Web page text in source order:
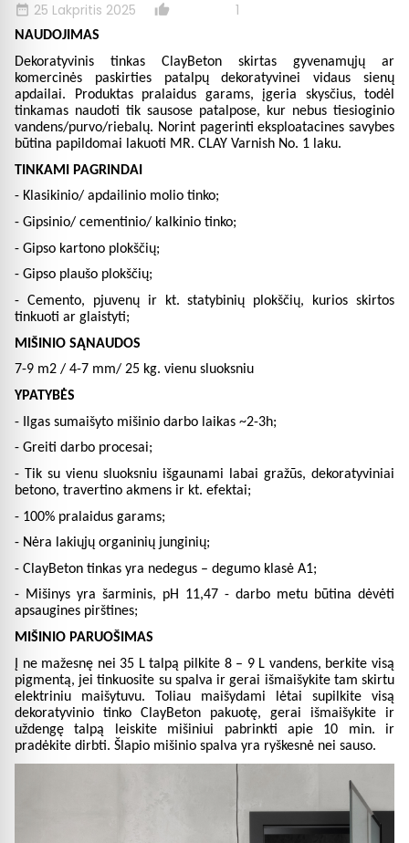
date_range 25 Lakpritis 2025 thumb_up_alt 1
NAUDOJIMAS
Dekoratyvinis tinkas ClayBeton skirtas gyvenamųjų ar
komercinės paskirties patalpų dekoratyvinei vidaus sienų
apdailai. Produktas pralaidus garams, įgeria skysčius, todėl
tinkamas naudoti tik sausose patalpose, kur nebus tiesioginio
vandens/purvo/riebalų. Norint pagerinti eksploatacines savybes
būtina papildomai lakuoti MR. CLAY Varnish No. 1 laku.
TINKAMI PAGRINDAI
- Klasikinio/ apdailinio molio tinko;
- Gipsinio/ cementinio/ kalkinio tinko;
- Gipso kartono plokščių;
- Gipso plaušo plokščių;
- Cemento, pjuvenų ir kt. statybinių plokščių,
kurios skirtos
tinkuoti ar glaistyti;
MIŠINIO SĄNAUDOS
7-9 m2 / 4-7 mm/ 25 kg. vienu sluoksniu
YPATYBĖS
- Ilgas sumaišyto mišinio darbo laikas ~2-3h;
- Greiti darbo procesai;
- Tik su vienu sluoksniu išgaunami labai gražūs, dekoratyviniai
betono, travertino akmens ir kt. efektai;
- 100% pralaidus garams;
- Nėra lakiųjų organinių junginių;
- ClayBeton tinkas yra nedegus – degumo klasė A1;
- Mišinys yra šarminis, pH 11,47 - darbo metu būtina dėvėti
apsaugines pirštines;
MIŠINIO PARUOŠIMAS
Į ne mažesnę nei 35 L talpą pilkite 8 – 9 L vandens, berkite visą
pigmentą, jei tinkuosite su spalva ir gerai išmaišykite tam skirtu
elektriniu maišytuvu. Toliau maišydami lėtai supilkite visą
dekoratyvinio tinko ClayBeton pakuotę, gerai išmaišykite ir
uždengę talpą leiskite mišiniui pabrinkti apie 10 min. ir
pradėkite dirbti. Šlapio mišinio spalva yra ryškesnė nei sauso.